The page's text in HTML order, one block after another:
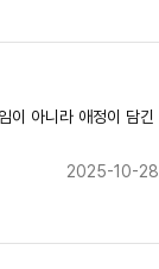
이 아니라 애정이 담긴
2025-10-28